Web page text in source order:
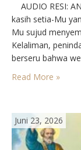
AUDIO RESI:
kasih setia-Mu
Mu sujud
Kelaliman,
berseru bahwa
menggugat
Read More »
Juni 23, 2026